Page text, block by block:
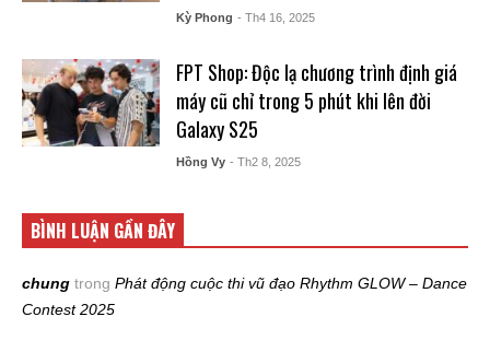
Kỳ Phong - Th4 16, 2025
FPT Shop: Độc lạ chương trình định giá
máy cũ chỉ trong 5 phút khi lên đời
Galaxy S25
Hồng Vy - Th2 8, 2025
BÌNH LUẬN GẦN ĐÂY
chung trong Phát động cuộc thi vũ đạo Rhythm GLOW – Dance
Contest 2025